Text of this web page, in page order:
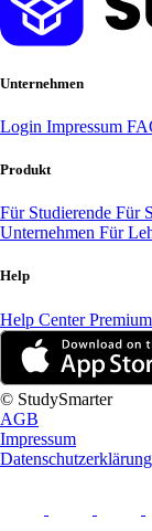
Unternehmen
Login Impressum
Produkt
Für Studierende Für
Unternehmen Für
Help
Help Center
© StudySmarter
AGB
Impressum
Datenschutzerklärung